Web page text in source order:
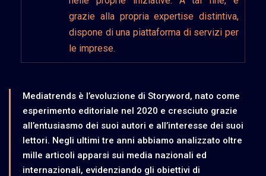
grazie alla propria expertise distintiva,
dispone di una piattaforma di servizi per
le imprese.
Mediatrends è l’evoluzione di Storyword, nato come
esperimento editoriale nel 2020 e cresciuto grazie
all’entusiasmo dei suoi autori e all’interesse dei suoi
lettori. Negli ultimi tre anni abbiamo analizzato oltre
mille articoli apparsi sui media nazionali ed
internazionali, evidenziando gli obiettivi di